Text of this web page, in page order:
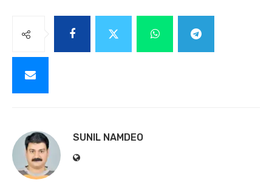
SUNIL NAMDEO